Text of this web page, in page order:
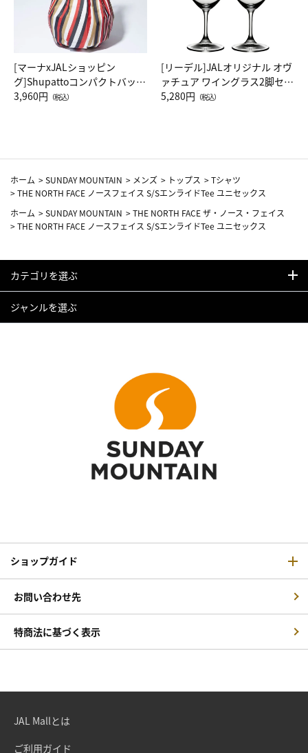
[マーナxJALショッピン
グ]Shupattoコンパクトバッグ
Drop JAL客室乗務員（LC）ス
3,960円 （税込）
[リーデル]JALオリジナル オヴ
ァチュア ワイングラス2脚セッ
ト（レッドワイン）
5,280円 （税込）
ホーム >SUNDAY MOUNTAIN > メンズ > トップス >Tシャツ
>THE NORTH FACE ノースフェイス S/SエンライドTee ユニセックス
ホーム >SUNDAY MOUNTAIN >THE NORTH FACE ザ・ノース・フェイス
>THE NORTH FACE ノースフェイス S/SエンライドTee ユニセックス
カテゴリを選ぶ
ジャンルを選ぶ
ショップガイド
お問い合わせ先
特商法に基づく表示
JAL Mallとは
ご利用ガイド